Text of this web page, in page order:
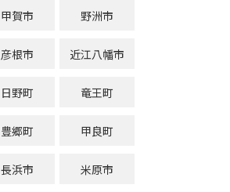
甲賀市 野洲市
彦根市 近江八幡市
日野町 竜王町
豊郷町 甲良町
長浜市 米原市